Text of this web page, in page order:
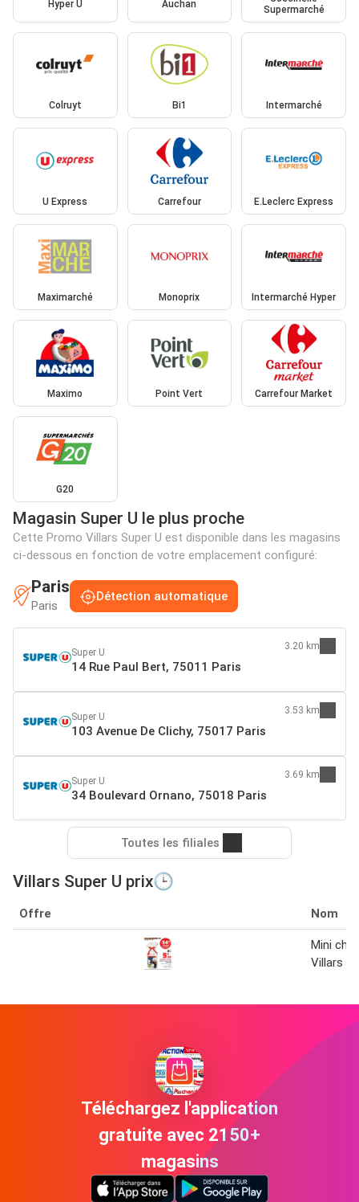
Hyper U Auchan
Supermarché
Colruyt Bi1 Intermarché
U Express Carrefour E.Leclerc Express
Maximarché Monoprix Intermarché Hyper
Maximo Point Vert Carrefour Market
G20
Magasin Super U le plus proche
Cette Promo Villars Super U est disponible dans les magasins
ci-dessous en fonction de votre emplacement configuré:
Paris
Paris
Détection automatique
Super U
14 Rue Paul Bert, 75011 Paris
3.20 km
Super U
103 Avenue De Clichy, 75017 Paris
3.53 km
Super U
34 Boulevard Ornano, 75018 Paris
3.69 km
Toutes les filiales
Villars Super U prix🕒
Offre Nom
Mini
Villars
Téléchargez l'application
gratuite avec 2150+
magasins